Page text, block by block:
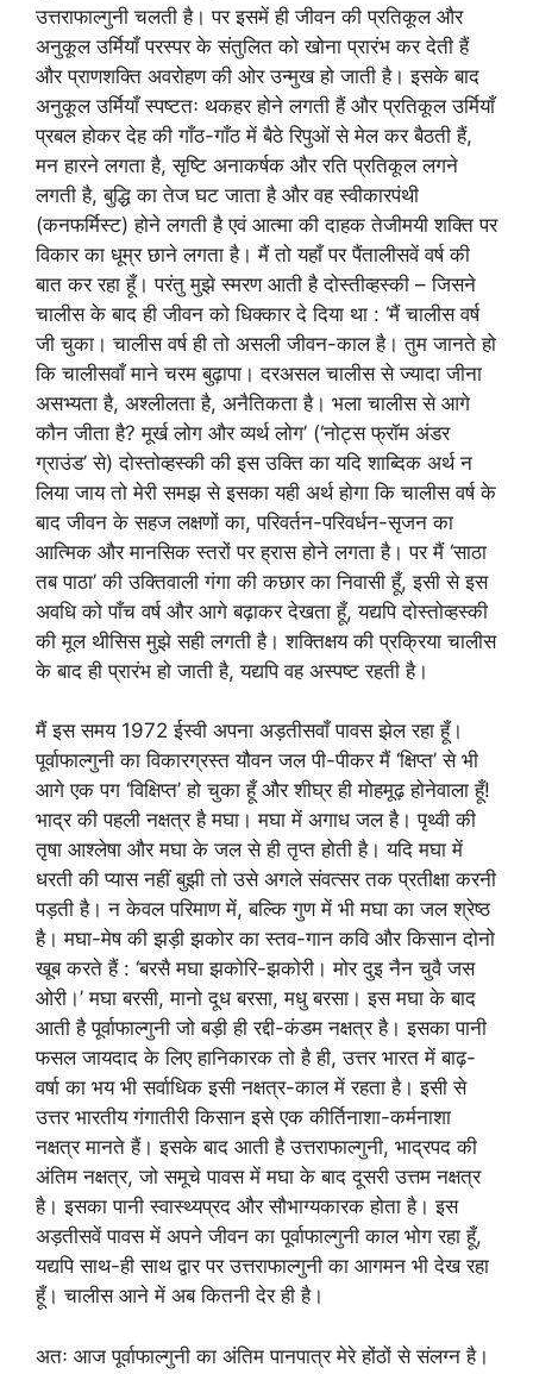
उत्तराफाल्गुनी चलती है। पर इसमें ही जीवन की प्रतिकूल और
अनुकूल उर्मियाँ परस्पर के संतुलित को खोना प्रारंभ कर देती हैं
और प्राणशक्ति अवरोहण की ओर उन्मुख हो जाती है। इसके बाद
अनुकूल उर्मियाँ स्पष्टतः थकहर होने लगती हैं और प्रतिकूल उर्मियाँ
प्रबल होकर देह की गाँठ-गाँठ में बैठे रिपुओं से मेल कर बैठती हैं,
मन हारने लगता है, सृष्टि अनाकर्षक और रति प्रतिकूल लगने
लगती है, बुद्धि का तेज घट जाता है और वह स्वीकारपंथी
(कनफर्मिस्ट) होने लगती है एवं आत्मा की दाहक तेजीमयी शक्ति पर
विकार का धूम्र छाने लगता है। मैं तो यहाँ पर पैंतालीसवें वर्ष की
बात कर रहा हूँ। परंतु मुझे स्मरण आती है दोस्तीव्हस्की – जिसने
चालीस के बाद ही जीवन को धिक्कार दे दिया था : ‘मैं चालीस वर्ष
जी चुका। चालीस वर्ष ही तो असली जीवन-काल है। तुम जानते हो
कि चालीसवाँ माने चरम बुढ़ापा। दरअसल चालीस से ज्यादा जीना
असभ्यता है, अश्लीलता है, अनैतिकता है। भला चालीस से आगे
कौन जीता है? मूर्ख लोग और व्यर्थ लोग’ (‘नोट्स फ्रॉम अंडर
ग्राउंड’ से) दोस्तोव्हस्की की इस उक्ति का यदि शाब्दिक अर्थ न
लिया जाय तो मेरी समझ से इसका यही अर्थ होगा कि चालीस वर्ष के
बाद जीवन के सहज लक्षणों का, परिवर्तन-परिवर्धन-सृजन का
आत्मिक और मानसिक स्तरों पर ह्रास होने लगता है। पर मैं ‘साठा
तब पाठा’ की उक्तिवाली गंगा की कछार का निवासी हूँ, इसी से इस
अवधि को पाँच वर्ष और आगे बढ़ाकर देखता हूँ, यद्यपि दोस्तोव्हस्की
की मूल थीसिस मुझे सही लगती है। शक्तिक्षय की प्रक्रिया चालीस
के बाद ही प्रारंभ हो जाती है, यद्यपि वह अस्पष्ट रहती है।
मैं इस समय 1972 ईस्वी अपना अड़तीसवाँ पावस झेल रहा हूँ।
पूर्वाफाल्गुनी का विकारग्रस्त यौवन जल पी-पीकर मैं ‘क्षिप्त’ से भी
आगे एक पग ‘विक्षिप्त’ हो चुका हूँ और शीघ्र ही मोहमूढ़ होनेवाला हूँ!
भाद्र की पहली नक्षत्र है मघा। मघा में अगाध जल है। पृथ्वी की
तृषा आश्लेषा और मघा के जल से ही तृप्त होती है। यदि मघा में
धरती की प्यास नहीं बुझी तो उसे अगले संवत्सर तक प्रतीक्षा करनी
पड़ती है। न केवल परिमाण में, बल्कि गुण में भी मघा का जल श्रेष्ठ
है। मघा-मेष की झड़ी झकोर का स्तव-गान कवि और किसान दोनो
खूब करते हैं : ‘बरसै मघा झकोरि-झकोरी। मोर दुइ नैन चुवै जस
ओरी।’ मघा बरसी, मानो दूध बरसा, मधु बरसा। इस मघा के बाद
आती है पूर्वाफाल्गुनी जो बड़ी ही रद्दी-कंडम नक्षत्र है। इसका पानी
फसल जायदाद के लिए हानिकारक तो है ही, उत्तर भारत में बाढ़-
वर्षा का भय भी सर्वाधिक इसी नक्षत्र-काल में रहता है। इसी से
उत्तर भारतीय गंगातीरी किसान इसे एक कीर्तिनाशा-कर्मनाशा
नक्षत्र मानते हैं। इसके बाद आती है उत्तराफाल्गुनी, भाद्रपद की
अंतिम नक्षत्र, जो समूचे पावस में मघा के बाद दूसरी उत्तम नक्षत्र
है। इसका पानी स्वास्थ्यप्रद और सौभाग्यकारक होता है। इस
अड़तीसवें पावस में अपने जीवन का पूर्वाफाल्गुनी काल भोग रहा हूँ,
यद्यपि साथ-ही साथ द्वार पर उत्तराफाल्गुनी का आगमन भी देख रहा
हूँ। चालीस आने में अब कितनी देर ही है।
अतः आज पूर्वाफाल्गुनी का अंतिम पानपात्र मेरे होंठों से संलग्न है।